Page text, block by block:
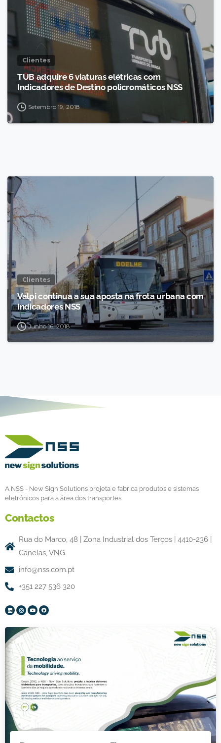
Clientes
TUB adquire 6 viaturas elétricas com
Indicadores de Destino policromáticos NSS
Setembro 19, 2018
Clientes
Valpi continua a sua aposta na frota urbana com
Indicadores NSS
Junho 16, 2018
A NSS - New Sign Solutions projeta e fabrica produtos e sistemas
eletrónicos para a área dos transportes.
Contactos
Rua do Marco, 48 | Zona Industrial dos Terços | 4410-236 |
Canelas, VNG
info@nss.com.pt
+351 227 536 320